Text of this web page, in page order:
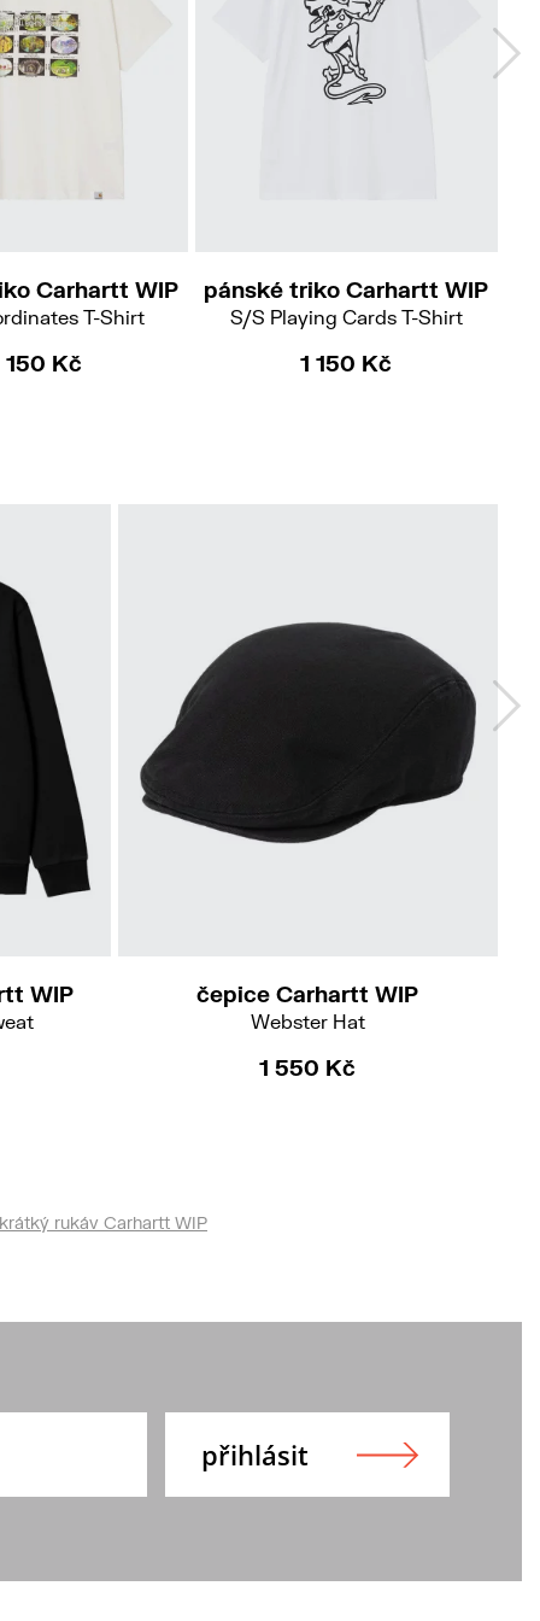
Carhartt WIP
T-Shirt
150 Kč
pánské triko Carhartt WIP
S/S Playing Cards T-Shirt
1 150 Kč
WIP čepice Carhartt WIP
Webster Hat
1 550 Kč
rukáv Carhartt WIP